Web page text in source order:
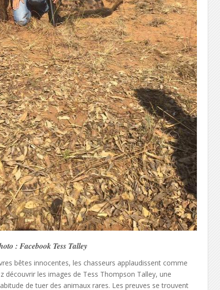
: Facebook Tess Talley
bêtes innocentes, les chasseurs applaudissent comme
découvrir les images de Tess Thompson Talley, une
de tuer des animaux rares. Les preuves se trouvent